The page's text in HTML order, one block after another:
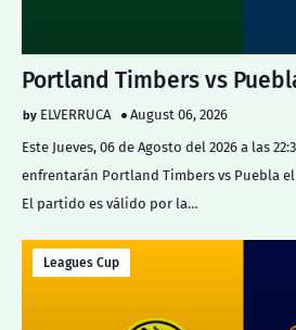
Portland Timbers vs
ELVERRUCA
August 06, 2026
Este Jueves, 06 de Agosto del 2026 a las
enfrentarán Portland Timbers vs Puebla
El partido es válido por la…
Leagues Cup